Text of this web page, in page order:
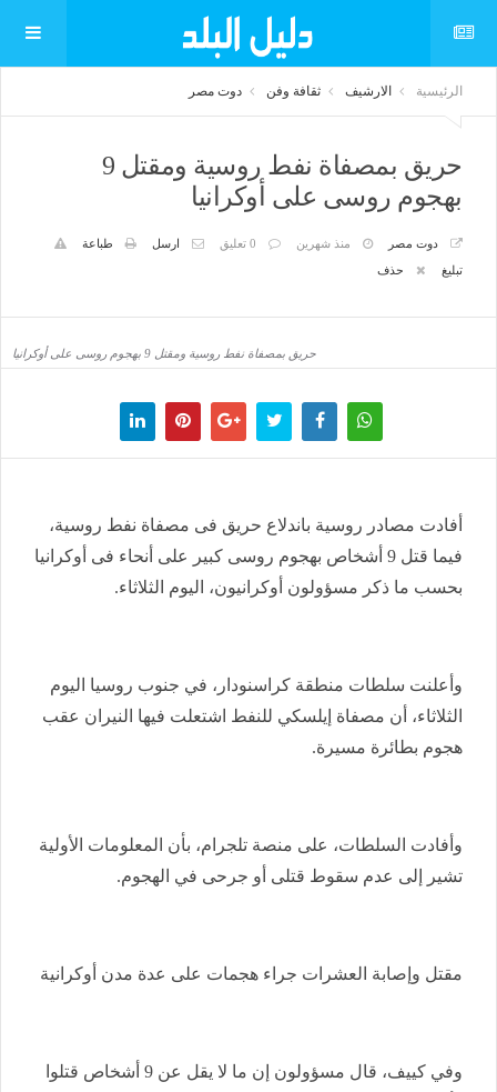
الرئيسية الارشيف ثقافة وفن دوت مصر
حريق بمصفاة نفط روسية ومقتل 9
بهجوم روسى على أوكرانيا
دوت مصر منذ شهرين 0 تعليق ارسل
طباعة
تبليغ
حذف
حريق بمصفاة نفط روسية ومقتل 9 بهجوم روسى على أوكرانيا
أفادت مصادر روسية باندلاع حريق فى مصفاة نفط روسية،
فيما قتل 9 أشخاص بهجوم روسى كبير على أنحاء فى أوكرانيا
بحسب ما ذكر مسؤولون أوكرانيون، اليوم الثلاثاء.
وأعلنت سلطات منطقة كراسنودار، في جنوب روسيا اليوم
الثلاثاء، أن مصفاة إيلسكي للنفط اشتعلت فيها النيران عقب
هجوم بطائرة مسيرة.
وأفادت السلطات، على منصة تلجرام، بأن المعلومات الأولية
تشير إلى عدم سقوط قتلى أو جرحى في الهجوم.
مقتل وإصابة العشرات جراء هجمات على عدة مدن أوكرانية
وفي كييف، قال مسؤولون إن ما لا يقل عن 9 أشخاص قتلوا